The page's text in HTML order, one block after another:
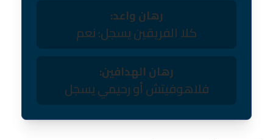
رهان واعد:
كلا الفريقين يسجل: نعم
رهان الهدافين:
فلاهوفيتش أو رحيمي يسجل